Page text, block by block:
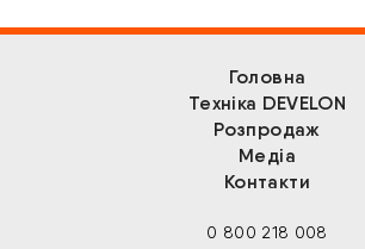
Головна
Техніка DEVELON
Розпродаж
Медіа
Контакти
0 800 218 008